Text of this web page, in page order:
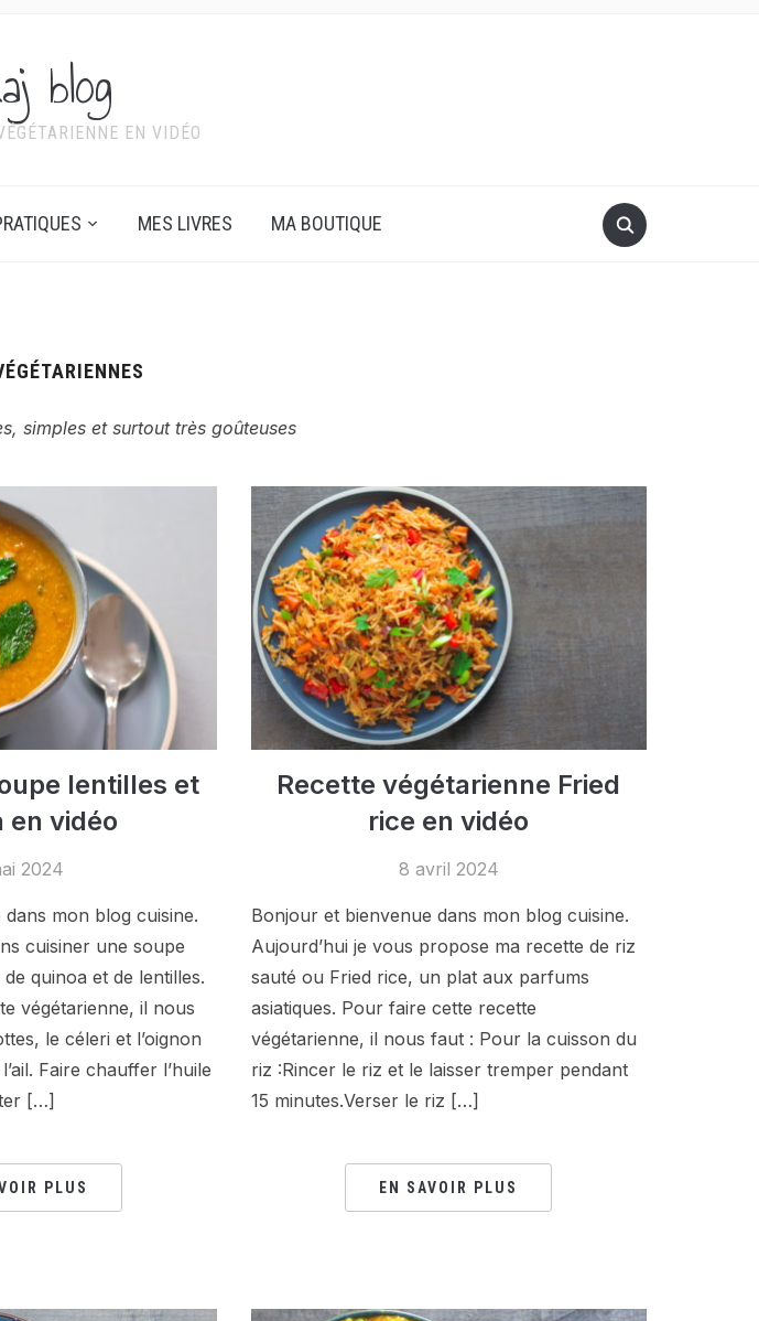
blog
EN VIDÉO
MES LIVRES MA BOUTIQUE
simples et surtout très goûteuses
lentilles et
en vidéo
2024
mon blog cuisine.
cuisiner une soupe
quinoa et de lentilles.
végétarienne, il nous
le céleri et l’oignon
Faire chauffer l’huile
[…]
PLUS
Recette végétarienne Fried
rice en vidéo
8 avril 2024
Bonjour et bienvenue dans mon blog cuisine.
Aujourd’hui je vous propose ma recette de riz
sauté ou Fried rice, un plat aux parfums
asiatiques. Pour faire cette recette
végétarienne, il nous faut : Pour la cuisson du
riz :Rincer le riz et le laisser tremper pendant
15 minutes.Verser le riz […]
EN SAVOIR PLUS